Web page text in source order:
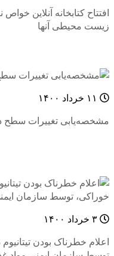
افتتاح کتابخانه آنلاین
زیست محیطی آنها
مشخصه‌یابی تغییرات سطح
اعلام خطرناک بودن